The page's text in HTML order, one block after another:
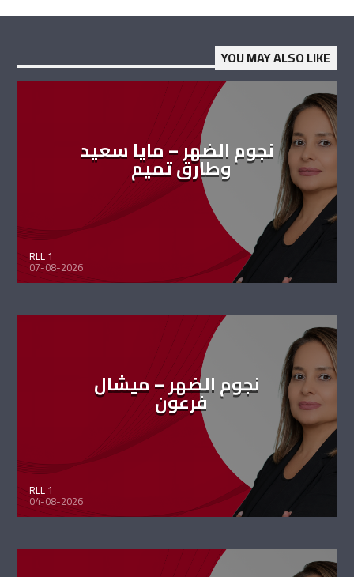
YOU MAY ALSO LIKE
نجوم الضهر – مايا سعيد
وطارق تميم
RLL 1
07-08-2026
نجوم الضهر – ميشال
فرعون
RLL 1
04-08-2026